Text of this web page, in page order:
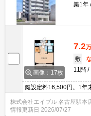
築1年
画像：17枚
7.2
敷
11階
鍵設定料16,500円。1年
付き。退去時、ルーム
株式会社エイブル 名古屋駅本
情報更新日 2026/07/27